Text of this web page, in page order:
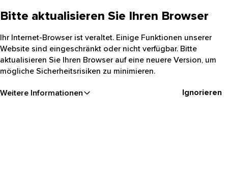
Bitte aktualisieren Sie Ihren Browser
Ihr Internet-Browser ist veraltet. Einige Funktionen unserer
Website sind eingeschränkt oder nicht verfügbar. Bitte
aktualisieren Sie Ihren Browser auf eine neuere Version, um
mögliche Sicherheitsrisiken zu minimieren.
Weitere Informationen Ignorieren